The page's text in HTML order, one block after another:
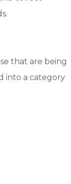
that are being
into a category